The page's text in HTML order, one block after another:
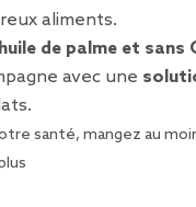
aliments.
de palme et sans
avec une
santé, mangez au